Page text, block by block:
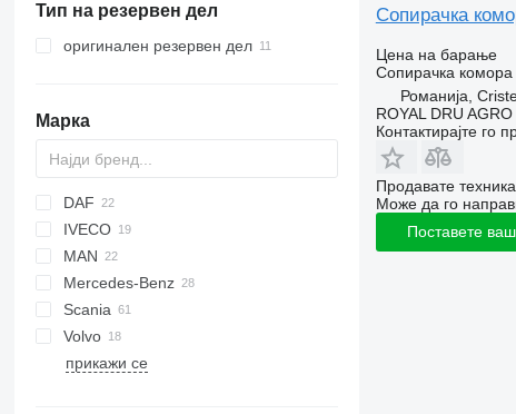
Тип на резервен дел
оригинален резервен дел
Марка
C-series
DAF
XF
XG
2000
Cargo
Transit
IVECO
Daily
EuroCargo
Stralis
Turbo Daily
ELF
NKR
Carnival
MAN
TGL
TGM
TGS
TGX
Mercedes-Benz
A-Class
Actros
Atego
Cabstar
NT
Porter
Mascott
Premium
Scania
Volvo
FH
прикажи се
Сопирачка
Цена на барање
Сопирачка комора
Романија,
ROYAL DRU AGRO
Контактирајте го
Продавате
Може да го
Поставете